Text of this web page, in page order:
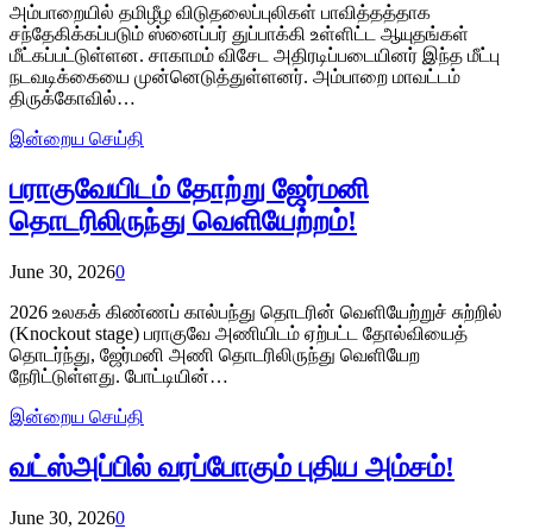
அம்பாறையில் தமிழீழ விடுதலைப்புலிகள் பாவித்தத்தாக
சந்தேகிக்கப்படும் ஸ்னைப்பர் துப்பாக்கி உள்ளிட்ட ஆயுதங்கள்
மீட்கப்பட்டுள்ளன. சாகாமம் விசேட அதிரடிப்படையினர் இந்த மீட்பு
நடவடிக்கையை முன்னெடுத்துள்ளனர். அம்பாறை மாவட்டம்
திருக்கோவில்…
இன்றைய செய்தி
பராகுவேயிடம் தோற்று ஜேர்மனி
தொடரிலிருந்து வெளியேற்றம்!
June 30, 20260
2026 உலகக் கிண்ணப் கால்பந்து தொடரின் வெளியேற்றுச் சுற்றில்
(Knockout stage) பராகுவே அணியிடம் ஏற்பட்ட தோல்வியைத்
தொடர்ந்து, ஜேர்மனி அணி தொடரிலிருந்து வெளியேற
நேரிட்டுள்ளது. போட்டியின்…
இன்றைய செய்தி
வட்ஸ்அப்பில் வரப்போகும் புதிய அம்சம்!
June 30, 20260